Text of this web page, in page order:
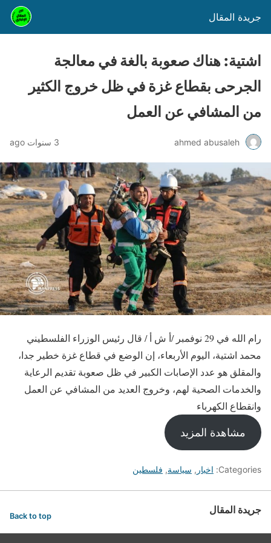
جريدة المقال
اشتية: هناك صعوبة بالغة في معالجة
الجرحى بقطاع غزة في ظل خروج الكثير
من المشافي عن العمل
ahmed abusaleh 3 سنوات ago
رام الله في 29 نوفمبر /أ ش أ / قال رئيس الوزراء الفلسطيني
محمد اشتية، اليوم الأربعاء، إن الوضع في قطاع غزة خطير جدا،
والمقلق هو عدد الإصابات الكبير في ظل صعوبة تقديم الرعاية
والخدمات الصحية لهم، وخروج العديد من المشافي عن العمل
وانقطاع الكهرباء
مشاهدة المزيد
Categories: اخبار , سياسة, فلسطين
جريدة المقال Back to top